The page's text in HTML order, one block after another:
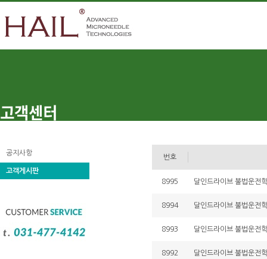
공지사항
고객게시판
번호
8995 달인드라이브 불법운전
8994 달인드라이브 불법운전
8993 달인드라이브 불법운전
8992 달인드라이브 불법운전